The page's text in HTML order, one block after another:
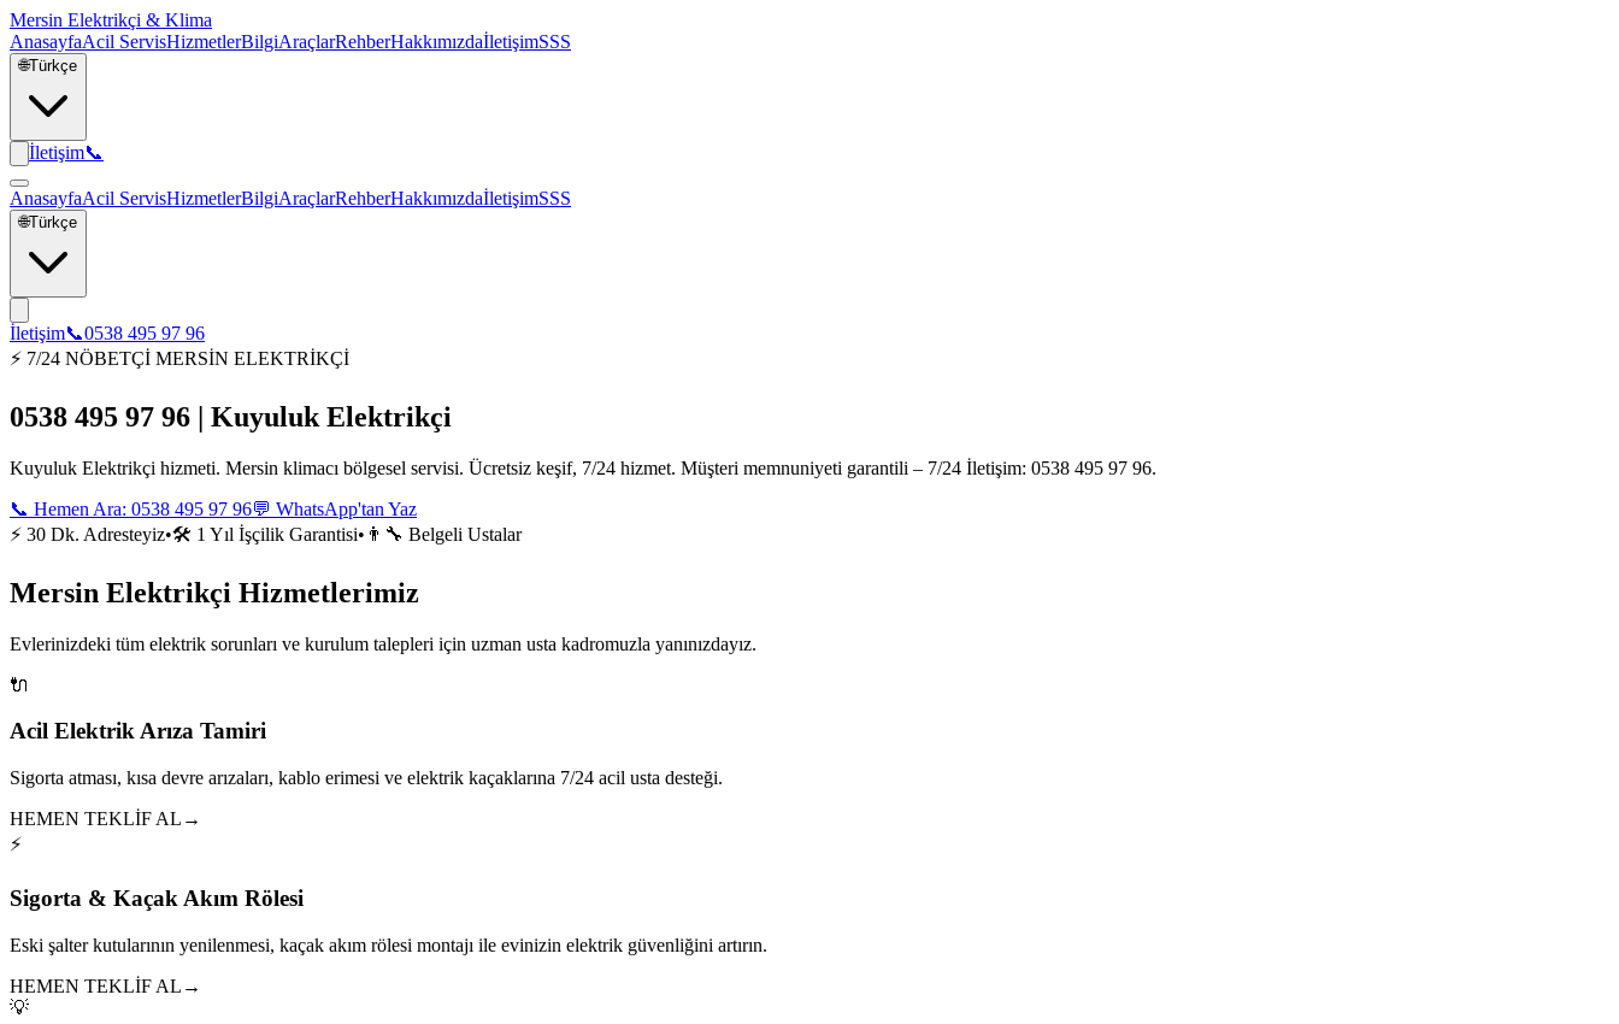
Mersin Elektrikçi & Klima
AnasayfaAcil ServisHizmetlerBilgiAraçlarRehberHakkımızdaİletişimSSS
🌐Türkçe
İletişim📞
AnasayfaAcil ServisHizmetlerBilgiAraçlarRehberHakkımızdaİletişimSSS
🌐Türkçe
İletişim📞0538 495 97 96
⚡ 7/24 NÖBETÇİ MERSİN ELEKTRİKÇİ
0538 495 97 96 | Kuyuluk Elektrikçi
Kuyuluk Elektrikçi hizmeti. Mersin klimacı bölgesel servisi. Ücretsiz keşif, 7/24 hizmet. Müşteri memnuniyeti garantili – 7/24 İletişim: 0538 495 97 96.
📞 Hemen Ara: 0538 495 97 96💬 WhatsApp'tan Yaz
⚡ 30 Dk. Adresteyiz•🛠️ 1 Yıl İşçilik Garantisi• 👨‍🔧 Belgeli Ustalar
Mersin Elektrikçi Hizmetlerimiz
Evlerinizdeki tüm elektrik sorunları ve kurulum talepleri için uzman usta kadromuzla yanınızdayız.
🔌
Acil Elektrik Arıza Tamiri
Sigorta atması, kısa devre arızaları, kablo erimesi ve elektrik kaçaklarına 7/24 acil usta desteği.
HEMEN TEKLİF AL →
⚡
Sigorta & Kaçak Akım Rölesi
Eski şalter kutularının yenilenmesi, kaçak akım rölesi montajı ile evinizin elektrik güvenliğini artırın.
HEMEN TEKLİF AL →
💡